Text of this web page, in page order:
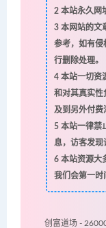
2本站永久网
3本网站的文
参考，如有侵
行删除处理。
4本站一切资
和对其真实性
及到另外付费
5本站一律禁
息，访客发现
6本站资源大
我们会第一时
创富道场 -